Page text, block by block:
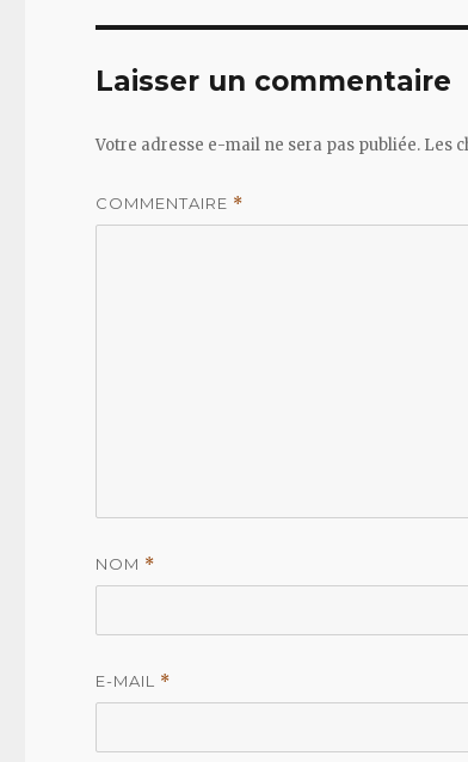
Laisser un commentaire
Votre adresse e-mail ne sera pas publiée. Les
COMMENTAIRE *
NOM *
E-MAIL *